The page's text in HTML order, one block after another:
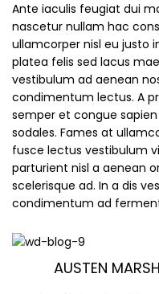
Ante iaculis feugiat dui
nascetur nullam hac
ullamcorper nisl eu justo
platea felis sed lacus
vestibulum ad aenean
condimentum lectus. A
semper et congue
sodales. Fames at
fusce lectus vestibulum
parturient nisl a aenean
scelerisque ad. In a dis
condimentum ad
AUSTEN